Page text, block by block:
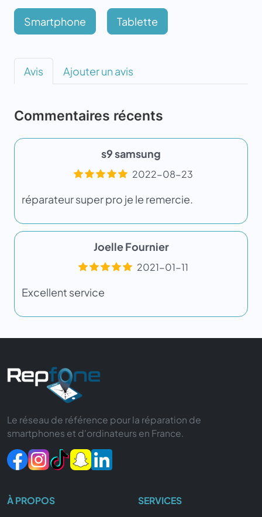
Smartphone Tablette
Avis Ajouter un avis
Commentaires récents
s9 samsung
2022-08-23
réparateur super pro je le remercie.
Joelle Fournier
2021-01-11
Excellent service
Le réseau de référence pour la réparation de
smartphones et d'ordinateurs en France.
À PROPOS SERVICES